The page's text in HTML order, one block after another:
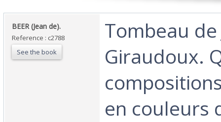
‎BEER (Jean de).‎
Reference : c2788
See the book
‎Tombeau de
Giraudoux.
en couleurs